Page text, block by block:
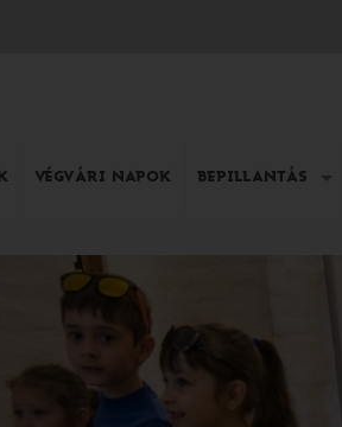
VÉGVÁRI NAPOK BEPILLANTÁS